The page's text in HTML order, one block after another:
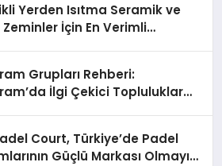
Yerden Isıtma Seramik ve
İçin En Verimli
Grupları Rehberi:
İlgi Çekici Topluluklar
Court, Türkiye’de Padel
Güçlü Markası Olmayı